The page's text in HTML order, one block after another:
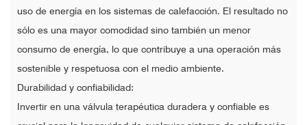
uso de energía en los sistemas de calefacción. El resultado no
sólo es una mayor comodidad sino también un menor
consumo de energía, lo que contribuye a una operación más
sostenible y respetuosa con el medio ambiente.
Durabilidad y confiabilidad:
Invertir en una válvula terapéutica duradera y confiable es